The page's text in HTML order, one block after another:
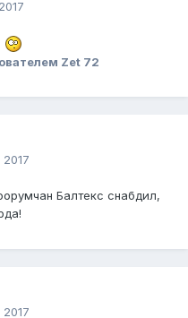
Zet 72
Балтекс снабдил,